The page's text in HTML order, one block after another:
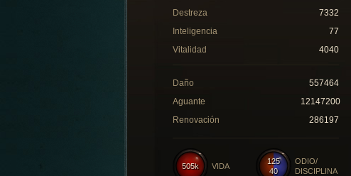
Destreza
7332
Inteligencia
77
Vitalidad
4040
Daño
557464
Aguante
12147200
Renovación
286197
125
40
ODIO/
DISCIPLINA
505k VIDA